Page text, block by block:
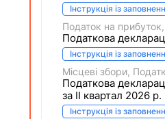
Інструкція із
Податок на прибуток
Податкова
Інструкція із
Місцеві збори
Податкова
за II квартал 2026 р.
Інструкція із